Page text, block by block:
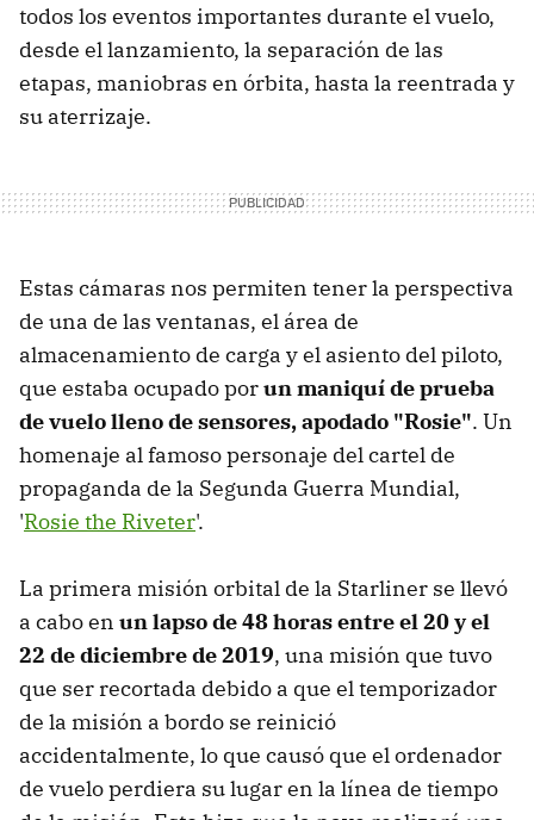
todos los eventos importantes durante el vuelo,
desde el lanzamiento, la separación de las
etapas, maniobras en órbita, hasta la reentrada y
su aterrizaje.
Estas cámaras nos permiten tener la perspectiva
de una de las ventanas, el área de
almacenamiento de carga y el asiento del piloto,
que estaba ocupado porun maniquí de prueba
de vuelo lleno de sensores, apodado "Rosie". Un
homenaje al famoso personaje del cartel de
propaganda de la Segunda Guerra Mundial,
'Rosie the Riveter'.
La primera misión orbital de la Starliner se llevó
a cabo en un lapso de 48 horas entre el 20 y el
22 de diciembre de 2019, una misión que tuvo
que ser recortada debido a que el temporizador
de la misión a bordo se reinició
accidentalmente, lo que causó que el ordenador
de vuelo perdiera su lugar en la línea de tiempo